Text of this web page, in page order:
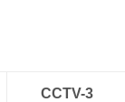
CCTV-3